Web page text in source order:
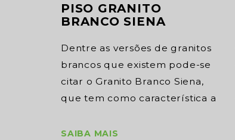
PISO GRANITO
BRANCO SIENA
Dentre as versões de granitos
brancos que existem pode-se
citar o Granito Branco Siena,
que tem como característica a
SAIBA MAIS